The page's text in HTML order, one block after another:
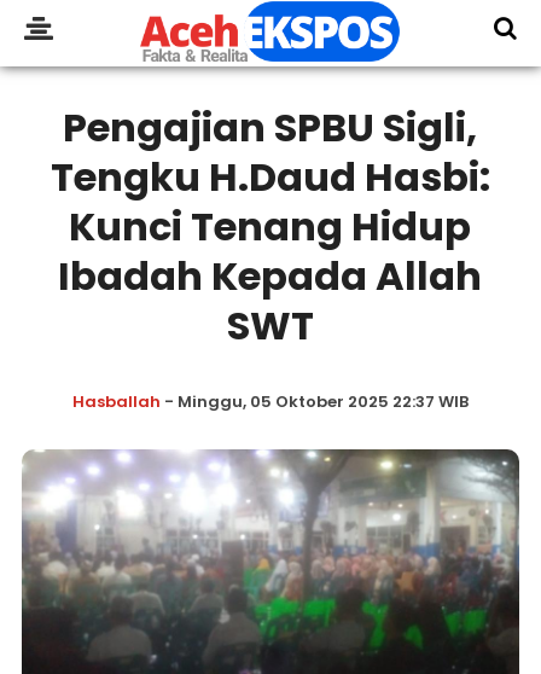
Pengajian SPBU Sigli,
Tengku H.Daud Hasbi:
Kunci Tenang Hidup
Ibadah Kepada Allah
SWT
Hasballah - Minggu, 05 Oktober 2025 22:37 WIB